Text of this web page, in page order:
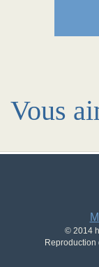
Vous
© 2014
Reproduction